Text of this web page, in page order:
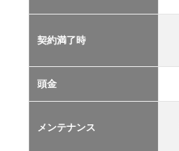
2.1
ブス
クリ
2.2
契約満了時
頭金
メンテナンス